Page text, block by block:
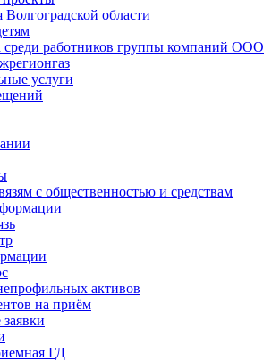
области
среди работников группы компаний ООО
услуги
с общественностью и средствам
активов
на приём
ГД